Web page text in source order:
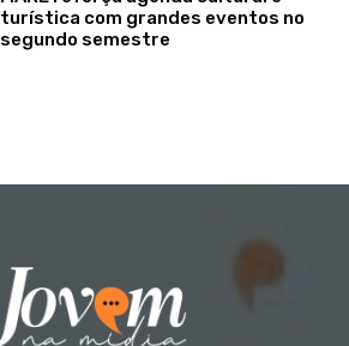
turística com grandes eventos no
segundo semestre